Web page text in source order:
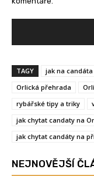
TAGY jak na candáta
Orlická přehrada
rybářské tipy a triky
jak chytat candaty na
jak chytat candáty na
NEJNOVĚJŠÍ